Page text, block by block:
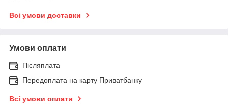
Всі умови доставки
Умови оплати
Післяплата
Передоплата на карту Приватбанку
Всі умови оплати